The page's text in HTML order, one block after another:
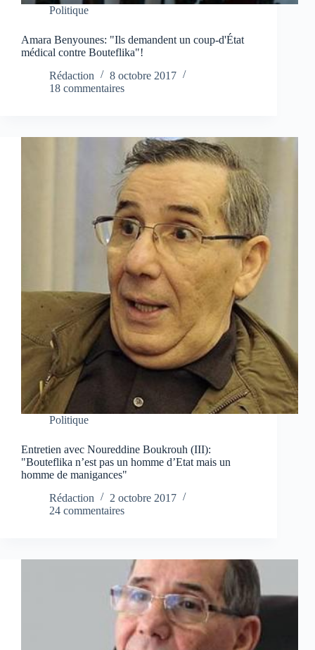
Politique
Amara Benyounes: "Ils demandent un coup-d'État
médical contre Bouteflika"!
Rédaction
8 octobre 2017
18 commentaires
Politique
Entretien avec Noureddine Boukrouh (III):
"Bouteflika n’est pas un homme d’Etat mais un
homme de manigances"
Rédaction
2 octobre 2017
24 commentaires